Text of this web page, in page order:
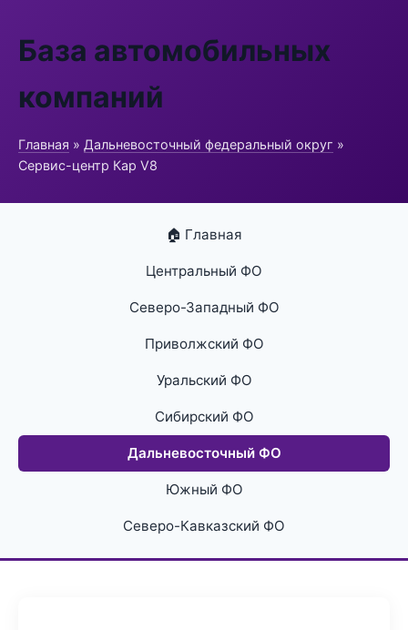
База автомобильных
компаний
Главная » Дальневосточный федеральный округ »
Сервис-центр Кар V8
🏠 Главная
Центральный ФО
Северо-Западный ФО
Приволжский ФО
Уральский ФО
Сибирский ФО
Дальневосточный ФО
Южный ФО
Северо-Кавказский ФО